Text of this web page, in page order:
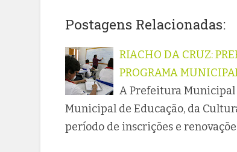
Postagens Relacionadas:
RIACHO DA CRUZ:
PROGRAMA
A Prefeitura Municipal
Municipal de Educação, da
período de inscrições e